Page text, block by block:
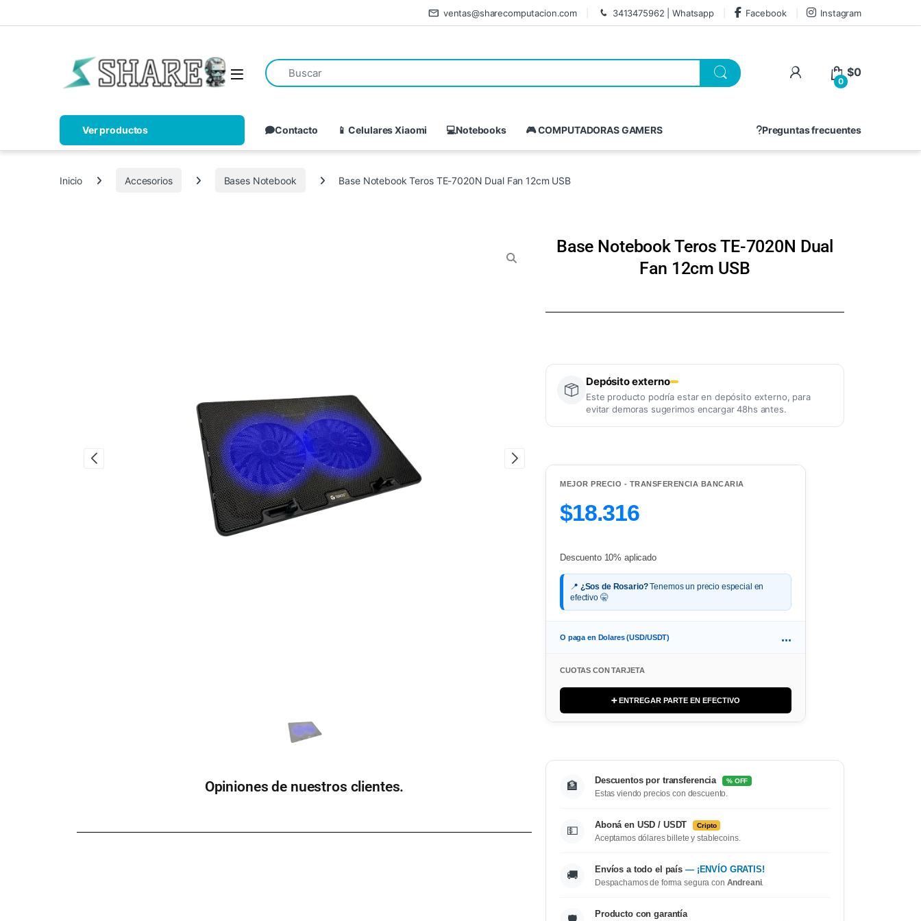
ventas@sharecomputacion.com 3413475962 | Whatsapp Facebook Instagram
0
$0
Ver productos Contacto Preguntas frecuentes
📱 Celulares Xiaomi 💻Notebooks 🎮 COMPUTADORAS GAMERS
Inicio Accesorios Bases Notebook Base Notebook Teros TE-7020N Dual Fan 12cm USB
Opiniones de nuestros clientes.
Base Notebook Teros TE-7020N Dual
Fan 12cm USB
Depósito externo
Este producto podría estar en depósito externo, para
evitar demoras sugerimos encargar 48hs antes.
MEJOR PRECIO - TRANSFERENCIA BANCARIA
$18.316
Descuento 10% aplicado
📍 ¿Sos de Rosario?Tenemos un precio especial en
efectivo 🤫
O paga en Dolares (USD/USDT) ...
CUOTAS CON TARJETA
➕ ENTREGAR PARTE EN EFECTIVO
🏦 Descuentos por transferencia % OFF
Estas viendo precios con descuento.
💵 Aboná en USD / USDT Cripto
Aceptamos dólares billete y stablecoins.
🚚 Envíos a todo el país — ¡ENVÍO GRATIS!
Despachamos de forma segura con Andreani.
Producto con garantía